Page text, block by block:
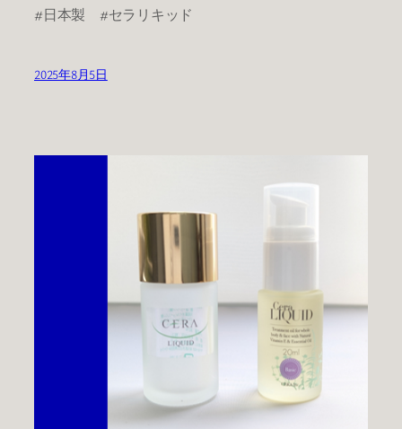
#日本製 #セラリキッド
2025年8月5日